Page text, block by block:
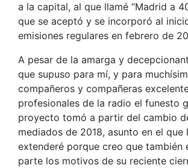
a la capital, al que llamé “Madrid a
que se aceptó y se incorporó al
emisiones regulares en febrero de
A pesar de la amarga y
que supuso para mí, y para
compañeros y compañeras
profesionales de la radio el funesto
proyecto tomó a partir del cambio
mediados de 2018, asunto en el que
extenderé porque creo que también
parte los motivos de su reciente